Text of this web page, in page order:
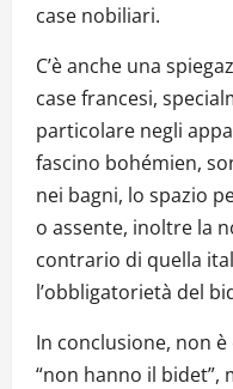
case nobiliari.
C’è anche una
case francesi,
particolare negli
fascino bohémien,
nei bagni, lo spazio
o assente, inoltre la
contrario di quella
l’obbligatorietà del
In conclusione, non
“non hanno il bidet”,